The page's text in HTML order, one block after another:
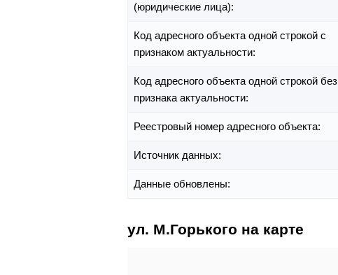
(юридические лица):
Код адресного объекта одной строкой с
признаком актуальности:
Код адресного объекта одной строкой без
признака актуальности:
Реестровый номер адресного объекта:
Источник данных:
Данные обновлены:
ул. М.Горького на карте